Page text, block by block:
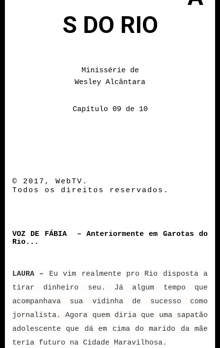
S DO RIO
Minissérie de
Wesley Alcântara
Capítulo 09 de 10
© 2017, WebTV.
Todos os direitos reservados.
VOZ DE FÁBIA – Anteriormente em Garotas do
Rio...
LAURA – Eu vim realmente pro Rio disposta a
tirar dinheiro seu. Já algum tempo que
acompanhava sua vidinha de sucesso como
jornalista. Agora quem diria que uma sapatão
adolescente que dá em cima do marido da mãe
teria futuro na Cidade Maravilhosa.